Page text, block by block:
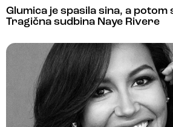
Glumica je spasila sina, a potom
Tragična sudbina Naye Rivere